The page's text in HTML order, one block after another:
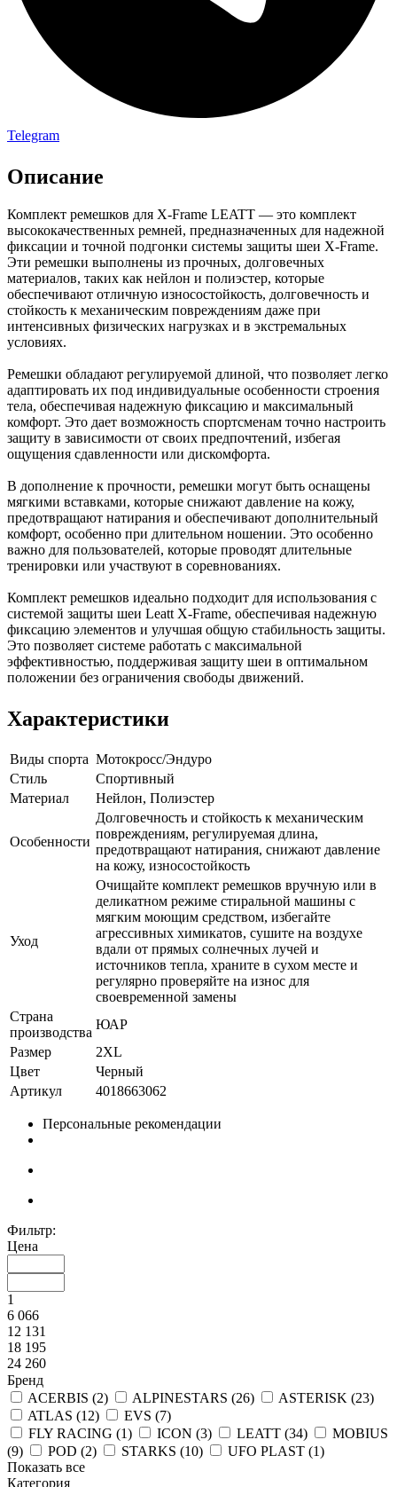
Telegram
Описание
Комплект ремешков для X-Frame LEATT — это комплект
высококачественных ремней, предназначенных для надежной
фиксации и точной подгонки системы защиты шеи X-Frame.
Эти ремешки выполнены из прочных, долговечных
материалов, таких как нейлон и полиэстер, которые
обеспечивают отличную износостойкость, долговечность и
стойкость к механическим повреждениям даже при
интенсивных физических нагрузках и в экстремальных
условиях.
Ремешки обладают регулируемой длиной, что позволяет легко
адаптировать их под индивидуальные особенности строения
тела, обеспечивая надежную фиксацию и максимальный
комфорт. Это дает возможность спортсменам точно настроить
защиту в зависимости от своих предпочтений, избегая
ощущения сдавленности или дискомфорта.
В дополнение к прочности, ремешки могут быть оснащены
мягкими вставками, которые снижают давление на кожу,
предотвращают натирания и обеспечивают дополнительный
комфорт, особенно при длительном ношении. Это особенно
важно для пользователей, которые проводят длительные
тренировки или участвуют в соревнованиях.
Комплект ремешков идеально подходит для использования с
системой защиты шеи Leatt X-Frame, обеспечивая надежную
фиксацию элементов и улучшая общую стабильность защиты.
Это позволяет системе работать с максимальной
эффективностью, поддерживая защиту шеи в оптимальном
положении без ограничения свободы движений.
Характеристики
Виды спорта Мотокросс/Эндуро
Стиль
Спортивный
Материал
Нейлон, Полиэстер
Особенности
Долговечность и стойкость к механическим
повреждениям, регулируемая длина,
предотвращают натирания, снижают давление
на кожу, износостойкость
Уход
Очищайте комплект ремешков вручную или в
деликатном режиме стиральной машины с
мягким моющим средством, избегайте
агрессивных химикатов, сушите на воздухе
вдали от прямых солнечных лучей и
источников тепла, храните в сухом месте и
регулярно проверяйте на износ для
своевременной замены
Страна
производства
ЮАР
Размер
2XL
Цвет
Черный
Артикул
4018663062
Персональные рекомендации
Фильтр:
Цена
1
6 066
12 131
18 195
24 260
Бренд
ACERBIS (2) ALPINESTARS (26) ASTERISK (23)
ATLAS (12) EVS (7)
FLY RACING (1) ICON (3) LEATT (34)
MOBIUS
(9) POD (2) STARKS (10) UFO PLAST (1)
Показать все
Категория